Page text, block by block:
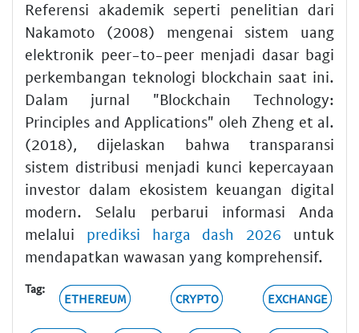
Referensi akademik seperti penelitian dari
Nakamoto (2008) mengenai sistem uang
elektronik peer-to-peer menjadi dasar bagi
perkembangan teknologi blockchain saat ini.
Dalam jurnal "Blockchain Technology:
Principles and Applications" oleh Zheng et al.
(2018), dijelaskan bahwa transparansi
sistem distribusi menjadi kunci kepercayaan
investor dalam ekosistem keuangan digital
modern. Selalu perbarui informasi Anda
melalui prediksi harga dash 2026 untuk
mendapatkan wawasan yang komprehensif.
Tag:
ETHEREUM CRYPTO EXCHANGE